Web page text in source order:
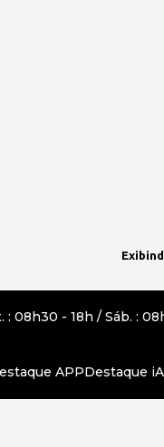
: 08h30 - 18h / Sáb. :
APPDestaque